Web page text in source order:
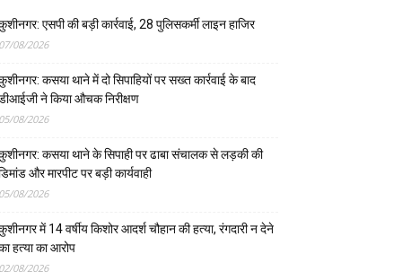
एसपी की बड़ी कार्रवाई, 28 पुलिसकर्मी लाइन हाजिर
08/2026
कसया थाने में दो सिपाहियों पर सख्त कार्रवाई के बाद
ने किया औचक निरीक्षण
08/2026
कसया थाने के सिपाही पर ढाबा संचालक से लड़की की
और मारपीट पर बड़ी कार्यवाही
08/2026
में 14 वर्षीय किशोर आदर्श चौहान की हत्या, रंगदारी न देने
हत्या का आरोप
08/2026